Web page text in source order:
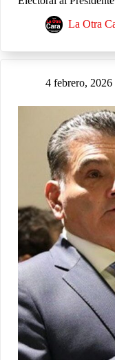
La Otra
4 febrero, 2026